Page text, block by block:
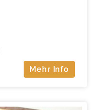
Mehr Info